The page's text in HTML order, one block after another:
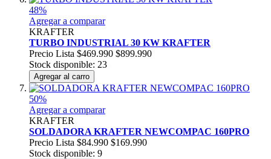
48%
Agregar a comparar
KRAFTER
TURBO INDUSTRIAL 30 KW KRAFTER
Precio Lista $469.990 $899.990
Stock disponible: 23
Agregar al carro
50%
Agregar a comparar
KRAFTER
SOLDADORA KRAFTER NEWCOMPAC 160PRO
Precio Lista $84.990 $169.990
Stock disponible: 9